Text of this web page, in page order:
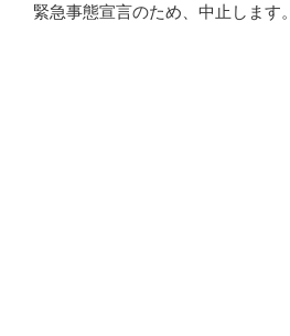
緊急事態宣言のため、中止します。